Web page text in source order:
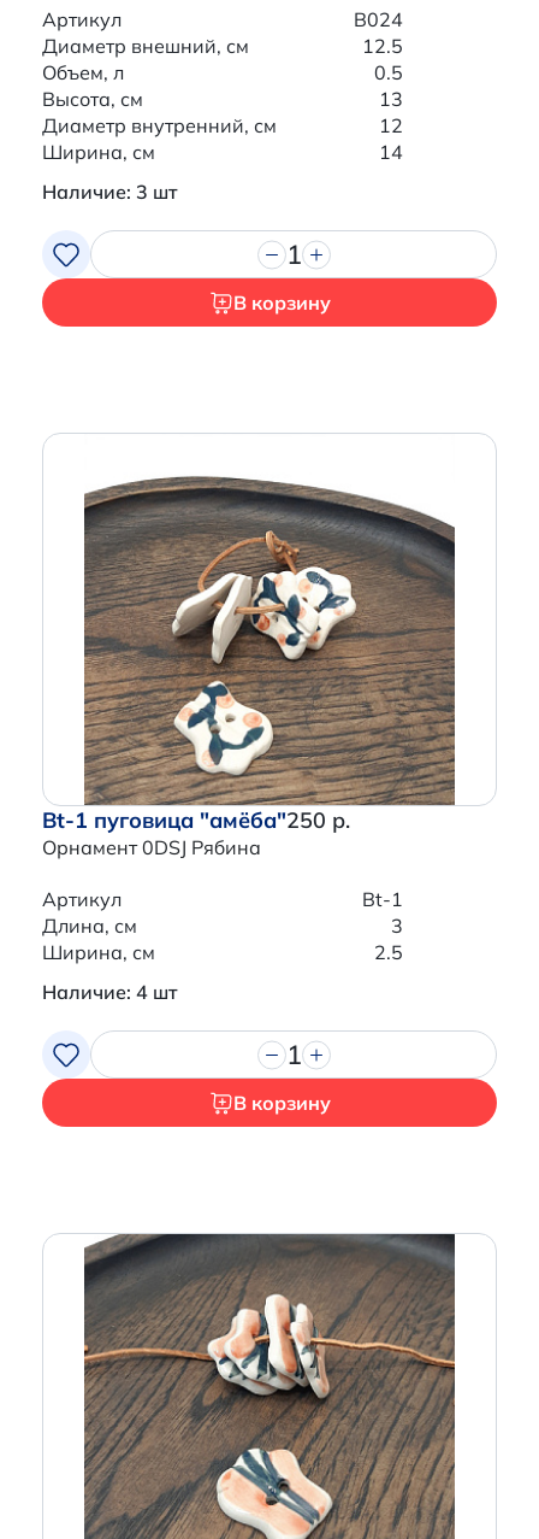
Артикул
B024
Диаметр внешний, см
12.5
Объем, л
0.5
Высота, см
13
Диаметр внутренний, см
12
Ширина, см
14
Наличие: 3 шт
1
В корзину
Bt-1 пуговица "амёба"
Орнамент 0DSJ Рябина
250 р.
Артикул
Bt-1
Длина, см
3
Ширина, см
2.5
Наличие: 4 шт
1
В корзину